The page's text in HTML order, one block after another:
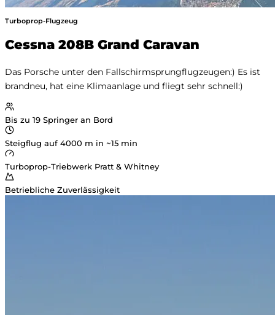
Turboprop-Flugzeug
Cessna 208B Grand Caravan
Das Porsche unter den Fallschirmsprungflugzeugen:) Es ist
brandneu, hat eine Klimaanlage und fliegt sehr schnell:)
Bis zu 19 Springer an Bord
Steigflug auf 4000 m in ~15 min
Turboprop-Triebwerk Pratt & Whitney
Betriebliche Zuverlässigkeit